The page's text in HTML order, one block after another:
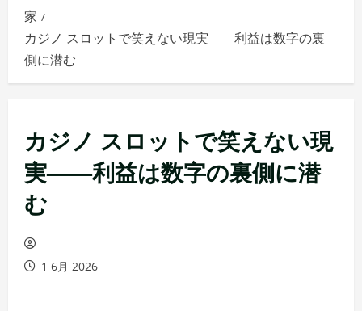
ま
イ
マ
リ
メ
ー
家
カジノ スロットで笑えない現実――利益は数字の裏
側に潜む
カジノ スロットで笑えない現
実――利益は数字の裏側に潜
む
1 6月 2026